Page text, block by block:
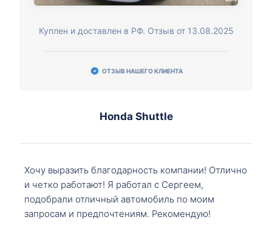
Куплен и доставлен в РФ. Отзыв от 13.08.2025
ОТЗЫВ НАШЕГО КЛИЕНТА
Honda Shuttle
Хочу выразить благодарность компании! Отлично
и четко работают! Я работал с Сергеем,
подобрали отличный автомобиль по моим
запросам и предпочтениям. Рекомендую!